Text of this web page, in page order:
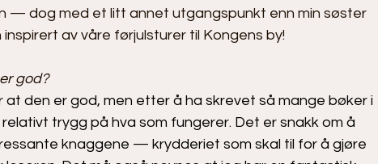
— dog med et litt annet utgangspunkt enn min søster
av våre førjulsturer til Kongens by!
god?
den er god, men etter å ha skrevet så mange bøker i
trygg på hva som fungerer. Det er snakk om å
knaggene — krydderiet som skal til for å gjøre